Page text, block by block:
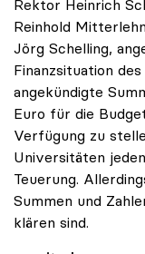
Rektor Heinrich
Reinhold
Jörg Schelling,
Finanzsituation
angekündigte
Euro für die
Verfügung zu
Universitäten
Teuerung.
Summen und
klären sind.